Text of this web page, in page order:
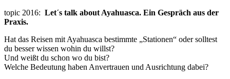
topic 2016: Let´s talk about Ayahuasca. Ein Gespräch aus der
Praxis.
Hat das Reisen mit Ayahuasca bestimmte „Stationen“ oder solltest
du besser wissen wohin du willst?
Und weißt du schon wo du bist?
Welche Bedeutung haben Anvertrauen und Ausrichtung dabei?